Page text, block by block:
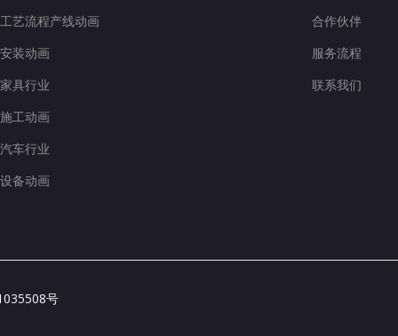
工艺流程产线动画
安装动画
家具行业
施工动画
汽车行业
设备动画
合作伙伴
服务流程
联系我们
号